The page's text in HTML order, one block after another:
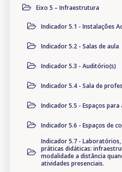
Eixo 5 – Infraestrutura
Indicador 5.1 - Instalações
Indicador 5.2 - Salas de aula
Indicador 5.3 - Auditório(s)
Indicador 5.4 - Sala de
Indicador 5.5 - Espaços
Indicador 5.6 - Espaços de
Indicador 5.7 -
práticas didáticas:
modalidade a distância
atividades presenciais.